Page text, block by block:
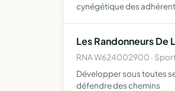
cynégétique des
Les Randonneurs De
RNA W624002900 · Sport
Développer sous toutes
défendre des chemins